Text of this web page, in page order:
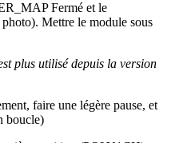
Fermé et le
Mettre le module sous
plus utilisé depuis la version
faire une légère pause, et
boucle)